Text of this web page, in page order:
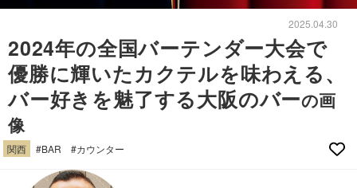
2025.04.30
2024年の全国バーテンダー大会で
優勝に輝いたカクテルを味わえる、
バー好きを魅了する大阪のバーの画
像
関西 #BAR #カウンター